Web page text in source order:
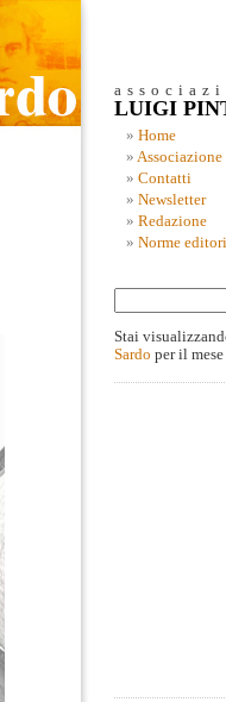
LUIGI
Home
Associazione
Contatti
Newsletter
Redazione
Norme
Stai
Sardo per il